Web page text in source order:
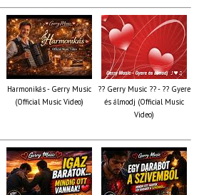
Harmonikás - Gerry Music
(Official Music Video)
?? Gerry Music ?? - ?? Gyere
és álmodj (Official Music
Video)